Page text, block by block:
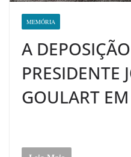
MEMÓRIA
A
PRESIDENTE
GOULART